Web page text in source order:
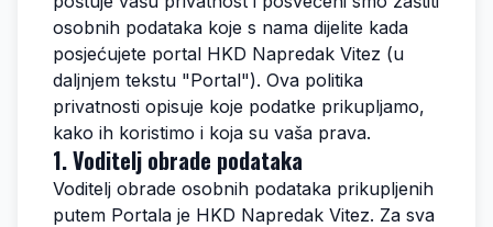
osobnih podataka koje s nama dijelite kada
posjećujete portal HKD Napredak Vitez (u
daljnjem tekstu "Portal"). Ova politika
privatnosti opisuje koje podatke prikupljamo,
kako ih koristimo i koja su vaša prava.
1. Voditelj obrade podataka
Voditelj obrade osobnih podataka prikupljenih
putem Portala je HKD Napredak Vitez. Za sva